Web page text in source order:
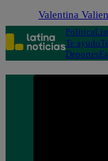
Valentina
Política
Te ayudo
Deportes